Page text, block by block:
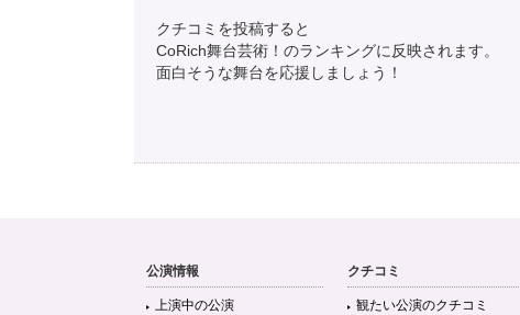
クチコミを投稿すると
CoRich舞台芸術！のランキングに反映されます。
面白そうな舞台を応援しましょう！
公演情報
上演中の公演
クチコミ
観たい公演のクチコミ